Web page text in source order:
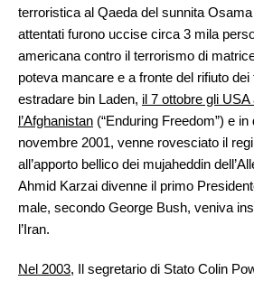
terroristica al Qaeda del sunnita
attentati furono uccise circa 3 mila
americana contro il terrorismo di
poteva mancare e a fronte del rifiuto dei
estradare bin Laden, il 7 ottobre gli
l’Afghanistan (“Enduring Freedom”) e
novembre 2001, venne rovesciato il
all’apporto bellico dei mujaheddin
Ahmid Karzai divenne il primo
male, secondo George Bush, veniva
l’Iran.
Nel 2003, Il segretario di Stato Colin